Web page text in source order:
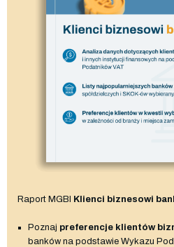
Raport MGBI Klienci biznesowi
Poznaj preferencje klientów
banków na podstawie Wykazu